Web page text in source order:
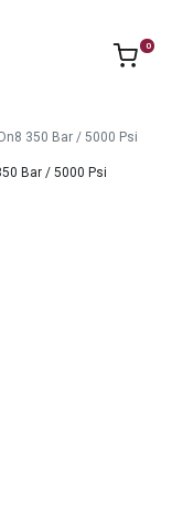
0
350 Bar / 5000 Psi